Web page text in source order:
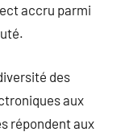
accru parmi
des
aux
répondent aux